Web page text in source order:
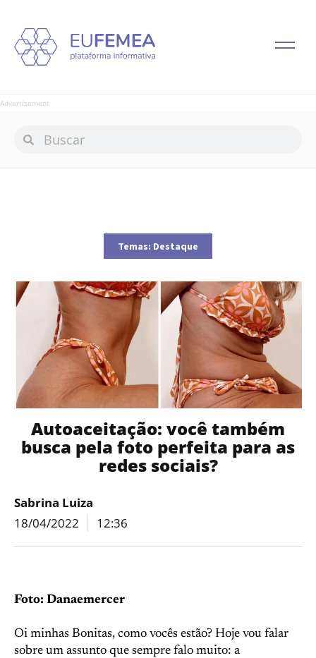
Advertisement
Temas: Destaque
Autoaceitação: você também
busca pela foto perfeita para as
redes sociais?
Sabrina Luiza
18/04/2022
12:36
Foto: Danaemercer
Oi minhas Bonitas, como vocês estão? Hoje vou falar
sobre um assunto que sempre falo muito: a